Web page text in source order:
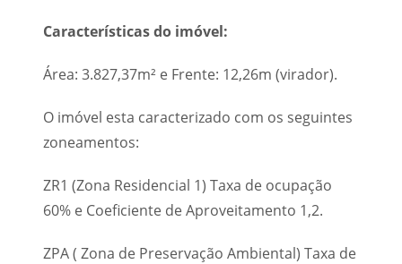
Características do imóvel:
Área: 3.827,37m² e Frente: 12,26m (virador).
O imóvel esta caracterizado com os seguintes
zoneamentos:
ZR1 (Zona Residencial 1) Taxa de ocupação
60% e Coeficiente de Aproveitamento 1,2.
ZPA ( Zona de Preservação Ambiental) Taxa de